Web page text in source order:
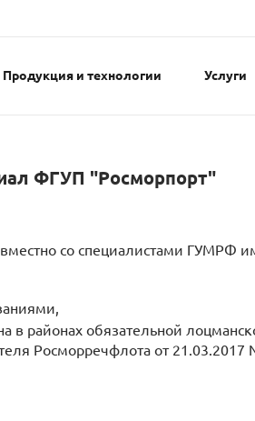
Продукция и технологии Услуги
ФГУП "Росморпорт"
со специалистами ГУМРФ
районах обязательной
Росморречфлота от